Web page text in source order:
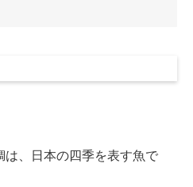
、日本の四季を表す魚で